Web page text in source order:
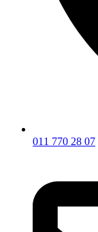
011 770 28 07